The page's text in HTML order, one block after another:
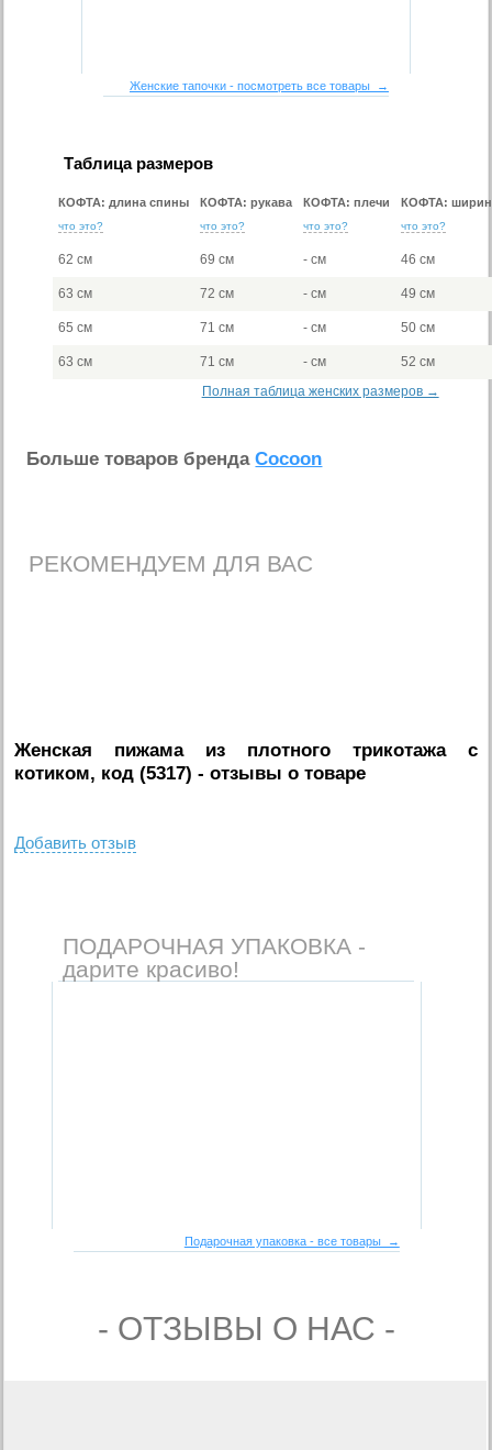
Женские тапочки - посмотреть все товары →
Таблица размеров
КОФТА: длина спины
что это?
КОФТА: рукава
что это?
КОФТА: плечи
что это?
КОФТА:
что это?
62 см 69 см - см 46 см
63 см 72 см - см 49 см
65 см 71 см - см 50 см
63 см 71 см - см
52 см
Полная таблица женских размеров →
Больше товаров брендаCocoon
РЕКОМЕНДУЕМ ДЛЯ ВАС
Женская пижама из плотного трикотажа с
котиком, код (5317) - отзывы о товаре
Добавить отзыв
ПОДАРОЧНАЯ УПАКОВКА -
дарите красиво!
Подарочная упаковка - все товары →
- ОТЗЫВЫ О НАС -